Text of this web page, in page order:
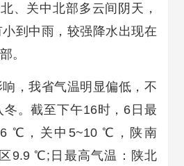
、关中北部多云间阴天，
到中雨，较强降水出现在
。
我省气温明显偏低，不
。截至下午16时，6日最
℃，关中5~10 ℃，陕南
9.9 ℃;日最高气温：陕北